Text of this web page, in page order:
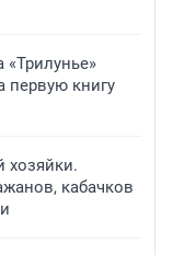
«Трилунье»
первую книгу
хозяйки.
кабачков